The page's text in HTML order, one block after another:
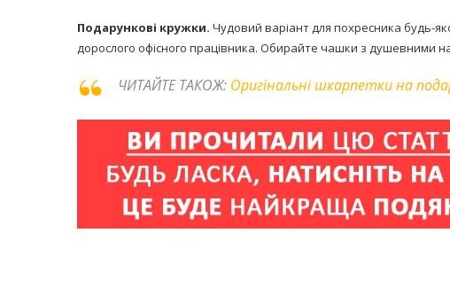
Подарункові кружки. Чудовий варіант для похресника будь-
дорослого офісного працівника. Обирайте чашки з душевними
ЧИТАЙТЕ ТАКОЖ: Оригінальні шкарпетки на